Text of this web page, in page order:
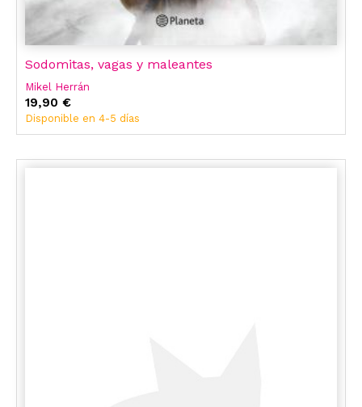
Sodomitas, vagas y maleantes
Mikel Herrán
19,90 €
Disponible en 4-5 días